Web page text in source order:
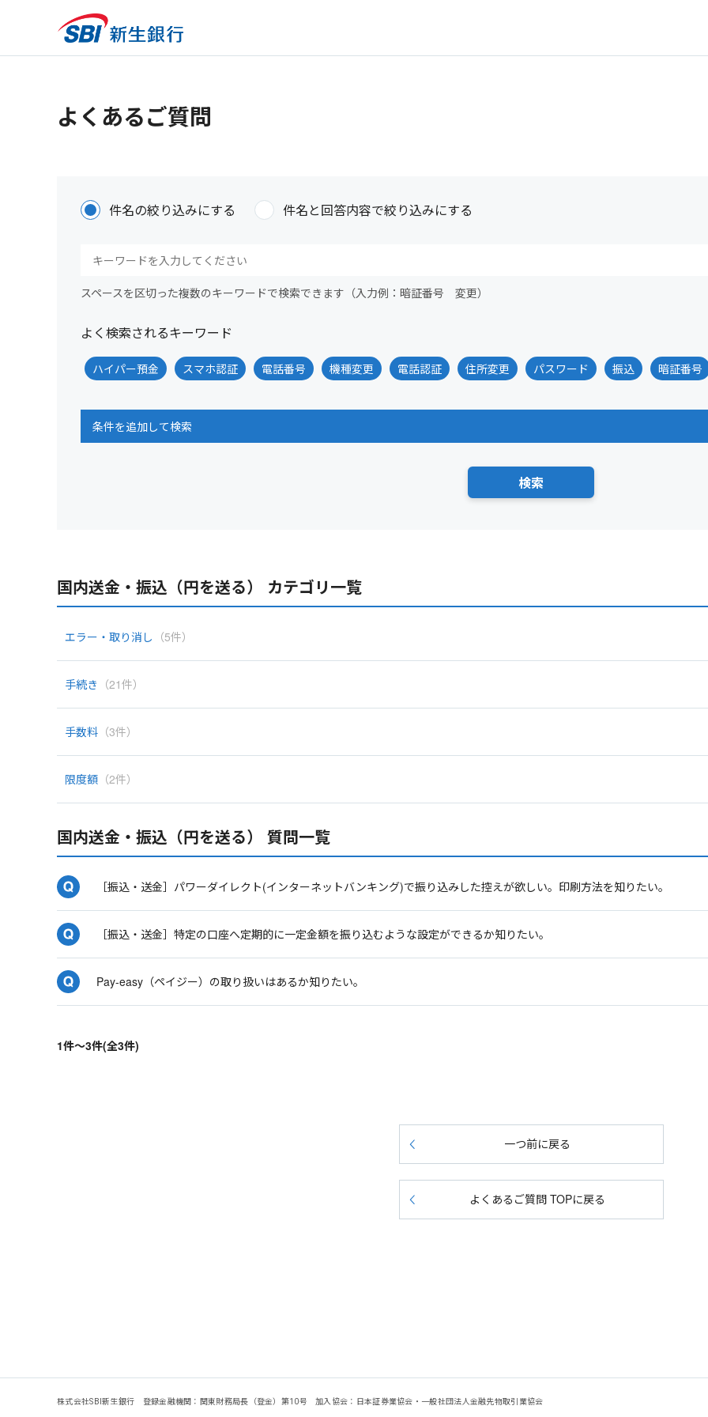
よくあるご質問
件名の絞り込みにする 件名と回答内容で絞り込みにする
スペースを区切った複数のキーワードで検索できます（入力例：暗証番号 変更）
よく検索されるキーワード
ハイパー預金 スマホ認証 電話番号 機種変更 電話認証 住所変更 パスワード 振込 暗証番号
条件を追加して検索
国内送金・振込（円を送る） カテゴリ一覧
エラー・取り消し （5件）
手続き （21件）
手数料 （3件）
限度額 （2件）
国内送金・振込（円を送る） 質問一覧
［振込・送金］パワーダイレクト(インターネットバンキング)で振り込みした控えが欲しい。印刷方法を知りたい。
［振込・送金］特定の口座へ定期的に一定金額を振り込むような設定ができるか知りたい。
Pay-easy（ペイジー）の取り扱いはあるか知りたい。
1件～3件(全3件)
一つ前に戻る
よくあるご質問 TOPに戻る
株式会社SBI新生銀行 登録金融機関：関東財務局長（登金）第10号 加入協会：日本証券業協会・一般社団法人金融先物取引業協会